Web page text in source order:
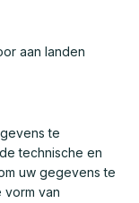
aan landen
te
technische en
uw gegevens te
van